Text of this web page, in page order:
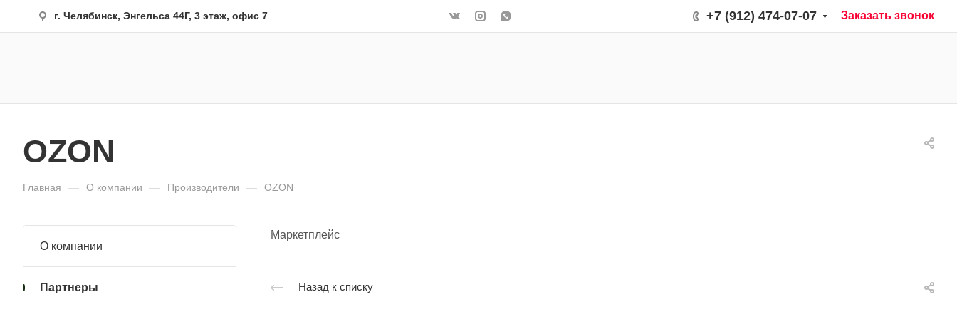
г. Челябинск, Энгельса 44Г, 3 этаж, офис 7 +7 (912) 474-07-07 Заказать звонок
OZON
Главная — О компании — Производители — OZON
Маркетплейс
Назад к списку
О компании
Партнеры